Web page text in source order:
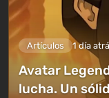
Artículos 1 día
Avatar
lucha. Un